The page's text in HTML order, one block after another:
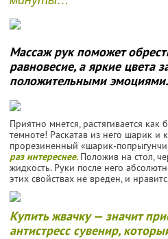
Массаж рук поможет
равновесие, а яркие цвета
положительными эмоциями.
Приятно мнется, растягивается как
темноте! Раскатав из него шарик и
прорезиненный «шарик-
раз интереснее. Положив на стол,
жидкость. Руки после него
этих свойствах не вреден, и
Купить жвачку — значит
антистресс сувенир,